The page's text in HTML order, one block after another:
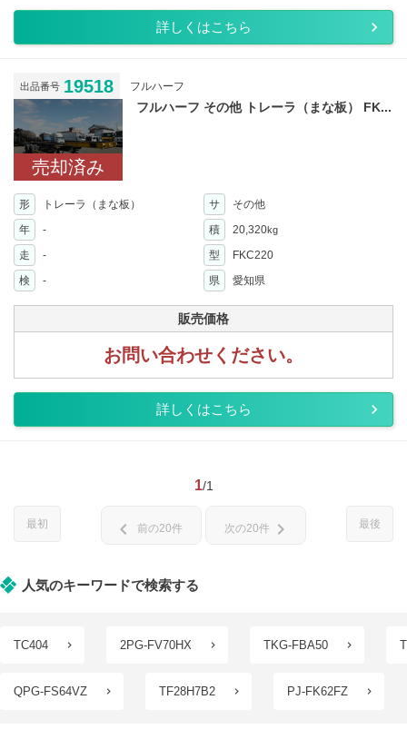
詳しくはこちら
出品番号 19518 フルハーフ
売却済み
フルハーフ その他 トレーラ（まな板） FK...
形 トレーラ（まな板） サ
その他
年
- 積 20,320kg
走 - 型
FKC220
検
- 県 愛知県
販売価格
お問い合わせください。
詳しくはこちら
1/1
最初 最後
chevron_left 前の20件 次の20件 chevron_right
人気のキーワードで検索する
TC404 2PG-FV70HX TKG-FBA50
QPG-FS64VZ TF28H7B2 PJ-FK62FZ